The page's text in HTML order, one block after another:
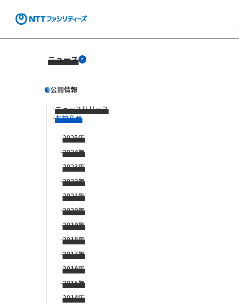
ニュース
公開情報
ニュースリリース
お知らせ
2025年
2024年
2023年
2022年
2021年
2020年
2019年
2018年
2017年
2016年
2015年
2014年